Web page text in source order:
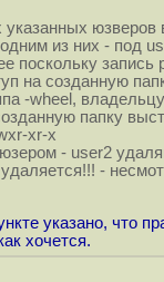
юзверов
из них - под
поскольку
на созданную
-wheel,
папку
xr-x
- user2
-
указано, что
хочется.